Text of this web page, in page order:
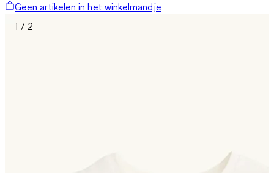
Geen artikelen in het winkelmandje
1 / 2